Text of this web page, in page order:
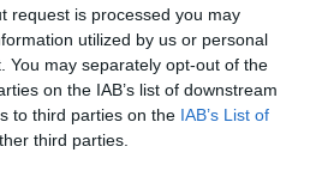
request is processed you may
utilized by us or personal
You may separately opt-out of the
on the IAB’s list of downstream
to third parties on the IAB’s List of
third parties.
ORAIN